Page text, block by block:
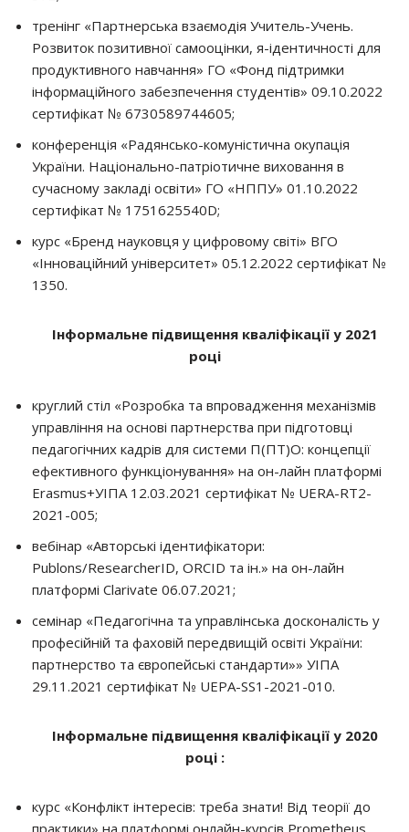
тренінг «Партнерська взаємодія Учитель-Учень.
Розвиток позитивної самооцінки, я-ідентичності для
продуктивного навчання» ГО «Фонд підтримки
інформаційного забезпечення студентів» 09.10.2022
сертифікат № 6730589744605;
конференція «Радянсько-комуністична окупація
України. Національно-патріотичне виховання в
сучасному закладі освіти» ГО «НППУ» 01.10.2022
сертифікат № 1751625540D;
курс «Бренд науковця у цифровому світі» ВГО
«Інноваційний університет» 05.12.2022 сертифікат №
1350.
Інформальне підвищення кваліфікації у 2021
році
круглий стіл «Розробка та впровадження механізмів
управління на основі партнерства при підготовці
педагогічних кадрів для системи П(ПТ)О: концепції
ефективного функціонування» на он-лайн платформі
Erasmus+УІПА 12.03.2021 сертифікат № UERA-RT2-
2021-005;
вебінар «Авторські ідентифікатори:
Publons/ResearcherID, ORCID та ін.» на он-лайн
платформі Clarivate 06.07.2021;
семінар «Педагогічна та управлінська досконалість у
професійній та фаховій передвищій освіті України:
партнерство та європейські стандарти»» УІПА
29.11.2021 сертифікат № UEPA-SS1-2021-010.
Інформальне підвищення кваліфікації у 2020
році :
курс «Конфлікт інтересів: треба знати! Від теорії до
практики» на платформі онлайн-курсів Prometheus